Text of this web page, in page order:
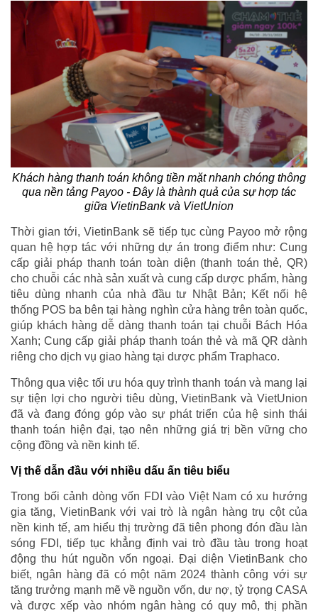
Khách hàng thanh toán không tiền mặt nhanh chóng thông
qua nền tảng Payoo - Đây là thành quả của sự hợp tác
giữa VietinBank và VietUnion
Thời gian tới, VietinBank sẽ tiếp tục cùng Payoo mở rộng
quan hệ hợp tác với những dự án trong điểm như: Cung
cấp giải pháp thanh toán toàn diện (thanh toán thẻ, QR)
cho chuỗi các nhà sản xuất và cung cấp dược phẩm, hàng
tiêu dùng nhanh của nhà đầu tư Nhật Bản; Kết nối hệ
thống POS ba bên tại hàng nghìn cửa hàng trên toàn quốc,
giúp khách hàng dễ dàng thanh toán tại chuỗi Bách Hóa
Xanh; Cung cấp giải pháp thanh toán thẻ và mã QR dành
riêng cho dịch vụ giao hàng tại dược phẩm Traphaco.
Thông qua việc tối ưu hóa quy trình thanh toán và mang lại
sự tiện lợi cho người tiêu dùng, VietinBank và VietUnion
đã và đang đóng góp vào sự phát triển của hệ sinh thái
thanh toán hiện đại, tạo nên những giá trị bền vững cho
cộng đồng và nền kinh tế.
Vị thế dẫn đầu với nhiều dấu ấn tiêu biểu
Trong bối cảnh dòng vốn FDI vào Việt Nam có xu hướng
gia tăng, VietinBank với vai trò là ngân hàng trụ cột của
nền kinh tế, am hiểu thị trường đã tiên phong đón đầu làn
sóng FDI, tiếp tục khẳng định vai trò đầu tàu trong hoạt
động thu hút nguồn vốn ngoại. Đại diện VietinBank cho
biết, ngân hàng đã có một năm 2024 thành công với sự
tăng trưởng mạnh mẽ về nguồn vốn, dư nợ, tỷ trọng CASA
và được xếp vào nhóm ngân hàng có quy mô, thị phần